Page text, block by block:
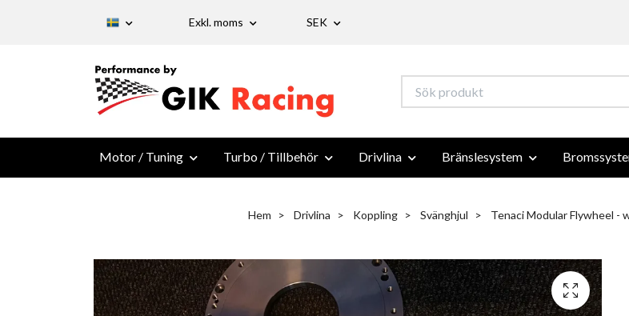
Exkl. moms SEK
Motor / Tuning Turbo / Tillbehör Drivlina Bränslesystem
Hem Drivlina Koppling Svänghjul Tenaci Modular Flywheel -